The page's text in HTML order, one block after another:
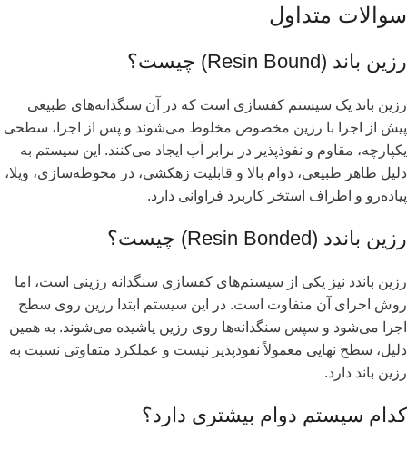
سوالات متداول
رزین باند (Resin Bound) چیست؟
رزین باند یک سیستم کفسازی است که در آن سنگدانه‌های طبیعی
پیش از اجرا با رزین مخصوص مخلوط می‌شوند و پس از اجرا، سطحی
یکپارچه، مقاوم و نفوذپذیر در برابر آب ایجاد می‌کنند. این سیستم به
دلیل ظاهر طبیعی، دوام بالا و قابلیت زهکشی، در محوطه‌سازی، ویلا،
پیاده‌رو و اطراف استخر کاربرد فراوانی دارد.
رزین باندد (Resin Bonded) چیست؟
رزین باندد نیز یکی از سیستم‌های کفسازی سنگدانه رزینی است، اما
روش اجرای آن متفاوت است. در این سیستم ابتدا رزین روی سطح
اجرا می‌شود و سپس سنگدانه‌ها روی رزین پاشیده می‌شوند. به همین
دلیل، سطح نهایی معمولاً نفوذپذیر نیست و عملکرد متفاوتی نسبت به
رزین باند دارد.
کدام سیستم دوام بیشتری دارد؟